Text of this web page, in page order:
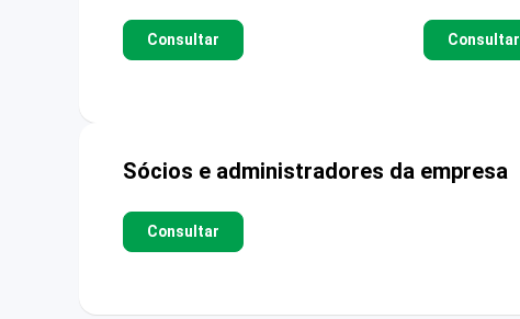
Consultar Consultar
Sócios e administradores da empresa
Consultar